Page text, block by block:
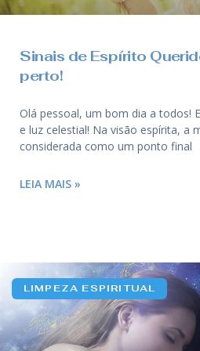
Sinais de Espírito
perto!
Olá pessoal, um bom dia a todos!
e luz celestial! Na visão espírita, a
considerada como um ponto final
LEIA MAIS »
LIMPEZA ESPIRITUAL